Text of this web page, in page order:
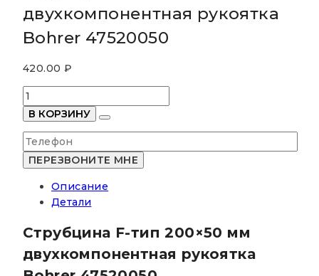
двухкомпонентная рукоятка
Bohrer 47520050
420.00 ₽
Количество
товара
Струбцина
F-
тип
200x50
двухкомпонентная
Bohrer
47520050
В КОРЗИНУ
Описание
Детали
Струбцина F-тип 200×50 мм
двухкомпонентная рукоятка